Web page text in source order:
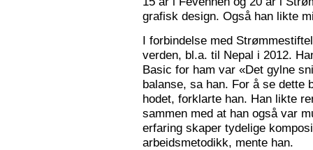
grafisk design. Også han likte
I forbindelse med
verden, bl.a. til Nepal i 2012.
Basic for ham var «Det gylne
balanse, sa han. For å se dette
hodet, forklarte han. Han likte
sammen med at han også var
erfaring skaper tydelige
arbeidsmetodikk, mente han.